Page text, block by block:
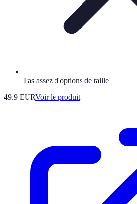
Pas assez d'options de taille
49.9 EURVoir le produit